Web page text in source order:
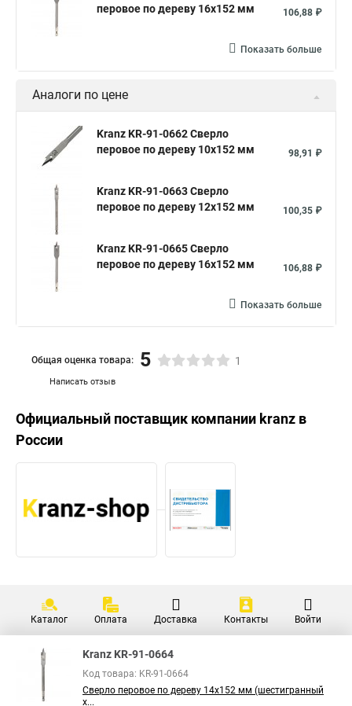
перовое по дереву 16х152 мм
106,88 ₽
Показать больше
Аналоги по цене
Kranz KR-91-0662 Сверло
перовое по дереву 10х152 мм
98,91 ₽
Kranz KR-91-0663 Сверло
перовое по дереву 12х152 мм
100,35 ₽
Kranz KR-91-0665 Сверло
перовое по дереву 16х152 мм
106,88 ₽
Показать больше
Написать отзыв
Общая оценка товара: 5 1
Официальный поставщик компании kranz в
России
Каталог Оплата Доставка Контакты Войти
Kranz KR-91-0664
Код товара: KR-91-0664
Сверло перовое по дереву 14х152 мм (шестигранный
х...